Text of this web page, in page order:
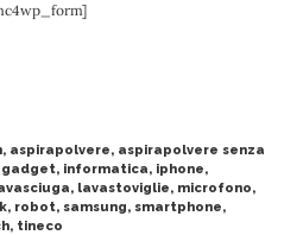
, aspirapolvere, aspirapolvere senza
gadget, informatica, iphone,
, lavastoviglie, microfono,
, robot, samsung, smartphone,
, tineco